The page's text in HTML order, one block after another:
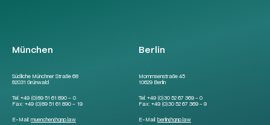
München
Südliche Münchner Straße 68
82031 Grünwald
Tel:+49 (0)89 51 61 890 – 0
Fax:+49 (0)89 51 61 890 – 19
E-Mail:muenchen@gnp.law
Berlin
Mommsenstraße 45
10629 Berlin
Tel: +49 (0)30 52 67 369 – 0
Fax: +49 (0)30 52 67 369 – 9
E-Mail: berlin@gnp.law